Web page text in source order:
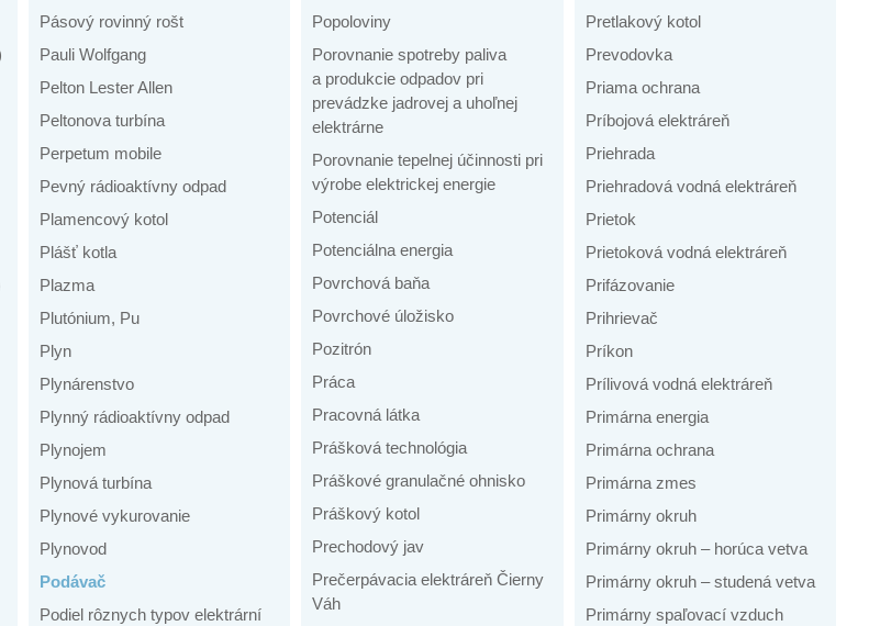
Pásový rovinný rošt
Pauli Wolfgang
Pelton Lester Allen
Peltonova turbína
Perpetum mobile
Pevný rádioaktívny odpad
Plamencový kotol
Plášť kotla
Plazma
Plutónium, Pu
Plyn
Plynárenstvo
Plynný rádioaktívny odpad
Plynojem
Plynová turbína
Plynové vykurovanie
Plynovod
Podávač
Podiel rôznych typov elektrární
Popoloviny
Porovnanie spotreby paliva
a produkcie odpadov pri
prevádzke jadrovej a uhoľnej
elektrárne
Porovnanie tepelnej účinnosti pri
výrobe elektrickej energie
Potenciál
Potenciálna energia
Povrchová baňa
Povrchové úložisko
Pozitrón
Práca
Pracovná látka
Prášková technológia
Práškové granulačné ohnisko
Práškový kotol
Prechodový jav
Prečerpávacia elektráreň Čierny
Váh
Pretlakový kotol
Prevodovka
Priama ochrana
Príbojová elektráreň
Priehrada
Priehradová vodná elektráreň
Prietok
Prietoková vodná elektráreň
Prifázovanie
Prihrievač
Príkon
Prílivová vodná elektráreň
Primárna energia
Primárna ochrana
Primárna zmes
Primárny okruh
Primárny okruh – horúca vetva
Primárny okruh – studená vetva
Primárny spaľovací vzduch